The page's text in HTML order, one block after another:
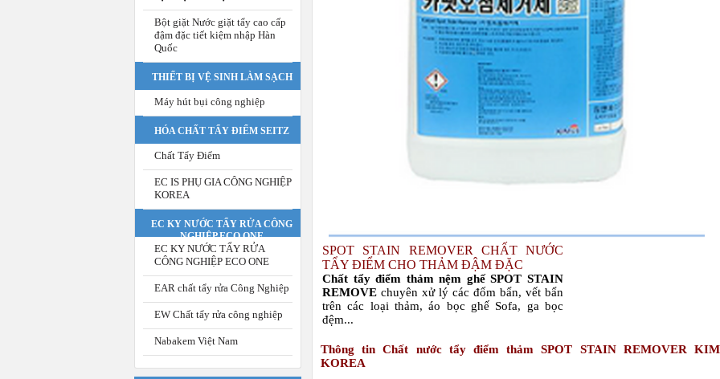
Bột giặt Nước giặt tẩy cao cấp
đậm đặc tiết kiệm nhập Hàn
Quốc
THIẾT BỊ VỆ SINH LÀM SẠCH
Máy hút bụi công nghiệp
HÓA CHẤT TẨY ĐIỂM SEITZ
Chất Tẩy Điểm
EC IS PHỤ GIA CÔNG NGHIỆP
KOREA
EC KY NƯỚC TẨY RỬA CÔNG
NGHIỆP ECO ONE
EC KY NƯỚC TẨY RỬA
CÔNG NGHIỆP ECO ONE
EAR chất tẩy rửa Công Nghiệp
EW Chất tẩy rửa công nghiệp
Nabakem Việt Nam
SPOT STAIN REMOVER CHẤT NƯỚC
TẨY ĐIỂM CHO THẢM ĐẬM ĐẶC
Chất tẩy điểm thảm nệm ghế SPOT STAIN
REMOVE chuyên xử lý các đốm bẩn, vết bẩn
trên các loại thảm, áo bọc ghế Sofa, ga bọc
đệm...
Thông tinChất nước tẩy điểm thảm SPOT STAIN REMOVER
KOREA